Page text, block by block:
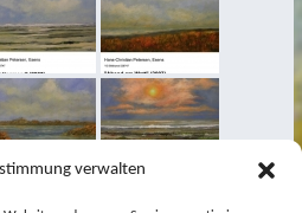
verwalten